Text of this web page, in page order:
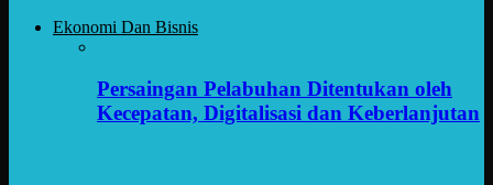
Ekonomi Dan Bisnis
Persaingan Pelabuhan Ditentukan oleh
Kecepatan, Digitalisasi dan Keberlanjutan